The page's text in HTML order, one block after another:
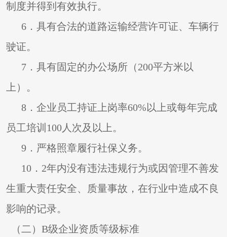
制度并得到有效执行。
6 ．具有合法的道路运输经营许可证、车辆行
驶证。
7 ．具有固定的办公场所（200平方米以
上）。
8 ．企业员工持证上岗率60%以上或每年完成
员工培训100人次及以上。
9 ．严格照章履行社保义务。
10 ．2年内没有违法违规行为或因管理不善发
生重大责任安全、质量事故，在行业中造成不良
影响的记录。
（二）B级企业资质等级标准